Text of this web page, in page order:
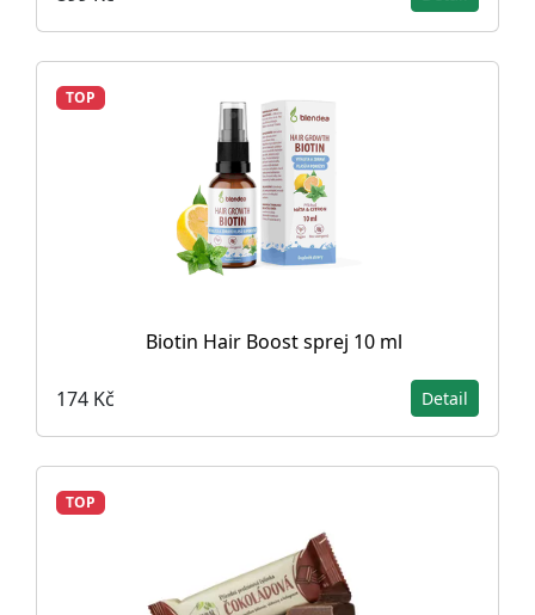
TOP
Biotin Hair Boost sprej 10 ml
174 Kč Detail
TOP